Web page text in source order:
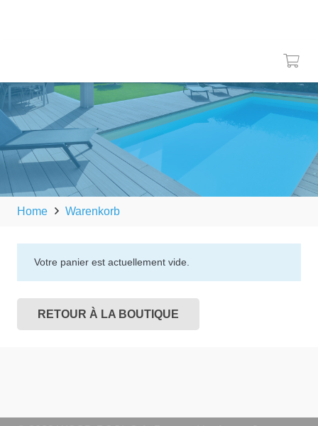
Home Warenkorb
Votre panier est actuellement vide.
RETOUR À LA BOUTIQUE